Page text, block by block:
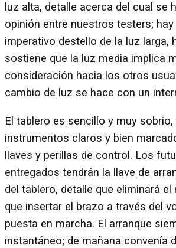
luz alta, detalle acerca del cual se
opinión entre nuestros testers; hay
imperativo destello de la luz larga,
sostiene que la luz media implica
consideración hacia los otros
cambio de luz se hace con un
El tablero es sencillo y muy sobrio,
instrumentos claros y bien
llaves y perillas de control. Los
entregados tendrán la llave de
del tablero, detalle que eliminará
que insertar el brazo a través del
puesta en marcha. El arranque
instantáneo; de mañana convenía